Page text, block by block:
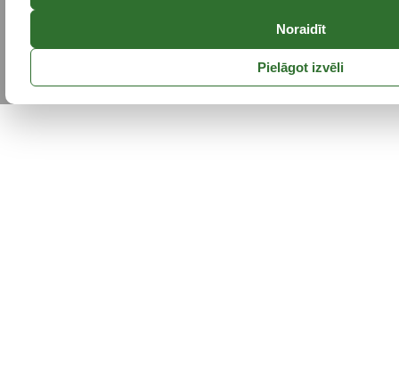
Noraidīt
Pielāgot izvēli